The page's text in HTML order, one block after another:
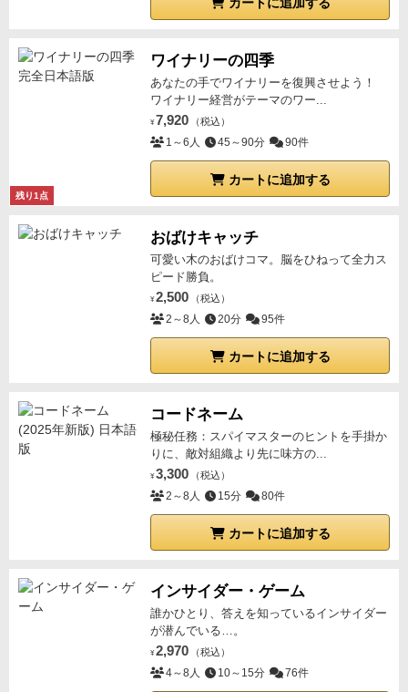
残り1点
ワイナリーの四季
あなたの手でワイナリーを復興させよう！
ワイナリー経営がテーマのワー...
¥ 7,920 （税込）
1～6人 45～90分 90件
カートに追加する
おばけキャッチ
可愛い木のおばけコマ。脳をひねって全力ス
ピード勝負。
¥ 2,500 （税込）
2～8人 20分 95件
カートに追加する
コードネーム
極秘任務：スパイマスターのヒントを手掛か
りに、敵対組織より先に味方の...
¥ 3,300 （税込）
2～8人 15分 80件
カートに追加する
インサイダー・ゲーム
誰かひとり、答えを知っているインサイダー
が潜んでいる…。
¥ 2,970 （税込）
4～8人 10～15分 76件